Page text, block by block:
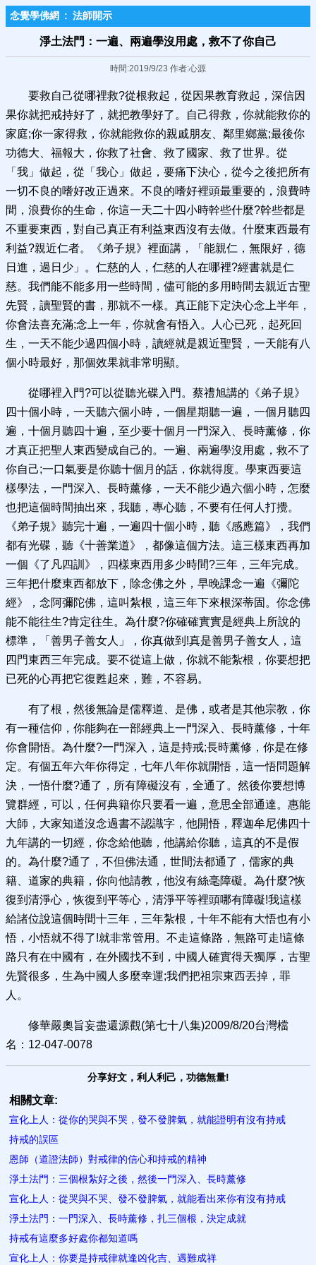
念覺學佛網 : 法師開示
淨土法門：一遍、兩遍學沒用處，救不了你自己
時間:2019/9/23 作者:心源
要救自己從哪裡救?從根救起，從因果教育救起，深信因
果你就把戒持好了，就把教學好了。自己得救，你就能救你的
家庭;你一家得救，你就能救你的親戚朋友、鄰里鄉黨;最後你
功德大、福報大，你救了社會、救了國家、救了世界。從
「我」做起，從「我心」做起，要痛下決心，從今之後把所有
一切不良的嗜好改正過來。不良的嗜好裡頭最重要的，浪費時
間，浪費你的生命，你這一天二十四小時幹些什麼?幹些都是
不重要東西，對自己真正有利益東西沒有去做。什麼東西最有
利益?親近仁者。《弟子規》裡面講，「能親仁，無限好，德
日進，過日少」。仁慈的人，仁慈的人在哪裡?經書就是仁
慈。我們能不能多用一些時間，儘可能的多用時間去親近古聖
先賢，讀聖賢的書，那就不一樣。真正能下定決心念上半年，
你會法喜充滿;念上一年，你就會有悟入。人心已死，起死回
生，一天不能少過四個小時，讀經就是親近聖賢，一天能有八
個小時最好，那個效果就非常明顯。
從哪裡入門?可以從聽光碟入門。蔡禮旭講的《弟子規》
四十個小時，一天聽六個小時，一個星期聽一遍，一個月聽四
遍，十個月聽四十遍，至少要十個月一門深入、長時薰修，你
才真正把聖人東西變成自己的。一遍、兩遍學沒用處，救不了
你自己;一口氣要是你聽十個月的話，你就得度。學東西要這
樣學法，一門深入、長時薰修，一天不能少過六個小時，怎麼
也把這個時間抽出來，我聽，專心聽，不要有任何人打攪。
《弟子規》聽完十遍，一遍四十個小時，聽《感應篇》，我們
都有光碟，聽《十善業道》，都像這個方法。這三樣東西再加
一個《了凡四訓》，四樣東西用多少時間?三年，三年完成。
三年把什麼東西都放下，除念佛之外，早晚課念一遍《彌陀
經》，念阿彌陀佛，這叫紮根，這三年下來根深蒂固。你念佛
能不能往生?肯定往生。為什麼?你確確實實是經典上所說的
標準，「善男子善女人」，你真做到!真是善男子善女人，這
四門東西三年完成。要不從這上做，你就不能紮根，你要想把
已死的心再把它復甦起來，難，不容易。
有了根，然後無論是儒釋道、是佛，或者是其他宗教，你
有一種信仰，你能夠在一部經典上一門深入、長時薰修，十年
你會開悟。為什麼?一門深入，這是持戒;長時薰修，你是在修
定。有個五年六年你得定，七年八年你就開悟，這一悟問題解
決，一悟什麼?通了，所有障礙沒有，全通了。然後你要想博
覽群經，可以，任何典籍你只要看一遍，意思全部通達。惠能
大師，大家知道沒念過書不認識字，他開悟，釋迦牟尼佛四十
九年講的一切經，你念給他聽，他講給你聽，這真的不是假
的。為什麼?通了，不但佛法通，世間法都通了，儒家的典
籍、道家的典籍，你向他請教，他沒有絲毫障礙。為什麼?恢
復到清淨心，恢復到平等心，清淨平等裡頭哪有障礙!我這樣
給諸位說這個時間十三年，三年紮根，十年不能有大悟也有小
悟，小悟就不得了!就非常管用。不走這條路，無路可走!這條
路只有在中國有，在外國找不到，中國人確實得天獨厚，古聖
先賢很多，生為中國人多麼幸運;我們把祖宗東西丟掉，罪
人。
修華嚴奧旨妄盡還源觀(第七十八集)2009/8/20台灣檔
名：12-047-0078
分享好文，利人利己，功德無量!
相關文章:
宣化上人：從你的哭與不哭，發不發脾氣，就能證明有沒有持戒
持戒的誤區
恩師（道證法師）對戒律的信心和持戒的精神
淨土法門：三個根紮好之後，然後一門深入、長時薰修
宣化上人：從哭與不哭、發不發脾氣，就能看出來你有沒有持戒
淨土法門：一門深入、長時薰修，扎三個根，決定成就
持戒有這麼多好處你都知道嗎
宣化上人：你要是持戒律就逢凶化吉、遇難成祥